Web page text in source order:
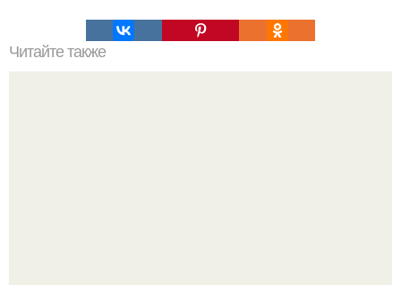
Читайте также